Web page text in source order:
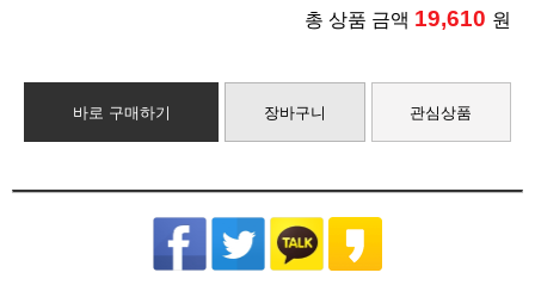
총 상품 금액 19,610 원
바로 구매하기 장바구니 관심상품